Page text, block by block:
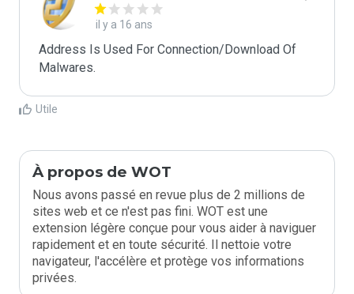
il y a 16 ans
Address Is Used For Connection/Download Of
Malwares.
Utile
À propos de WOT
Nous avons passé en revue plus de 2 millions de
sites web et ce n'est pas fini. WOT est une
extension légère conçue pour vous aider à naviguer
rapidement et en toute sécurité. Il nettoie votre
navigateur, l'accélère et protège vos informations
privées.